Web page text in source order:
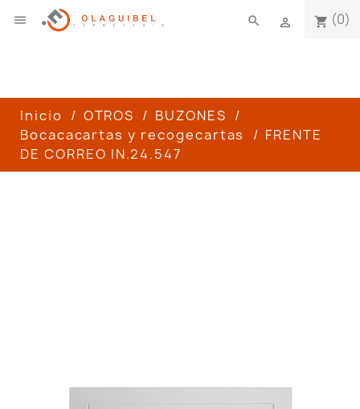
 shopping_cart (0)

search
Inicio OTROS
BUZONES
Bocacacartas y recogecartas
FRENTE
DE CORREO IN.24.547